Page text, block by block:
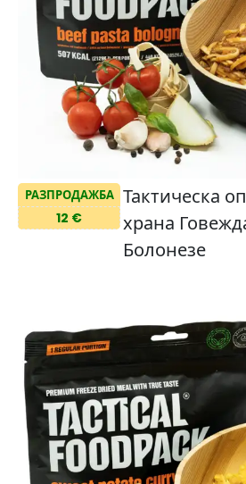
РАЗПРОДАЖБА
12 €
Тактическа
храна
Болонезе